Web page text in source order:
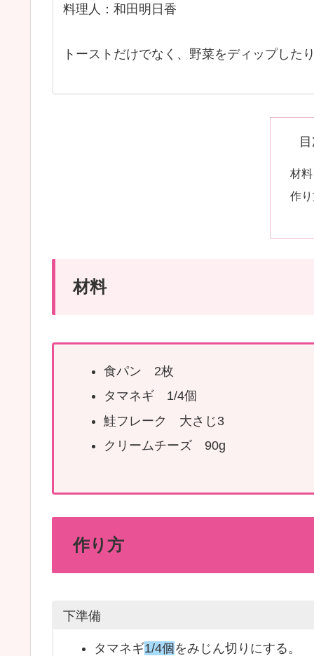
料理人：和田明日香
トーストだけでなく、野菜をディップした
材料
作
材料
食パン 2枚
タマネギ 1/4個
鮭フレーク 大さじ3
クリームチーズ 90g
作り方
下準備
タマネギ1/4個をみじん切りにする。